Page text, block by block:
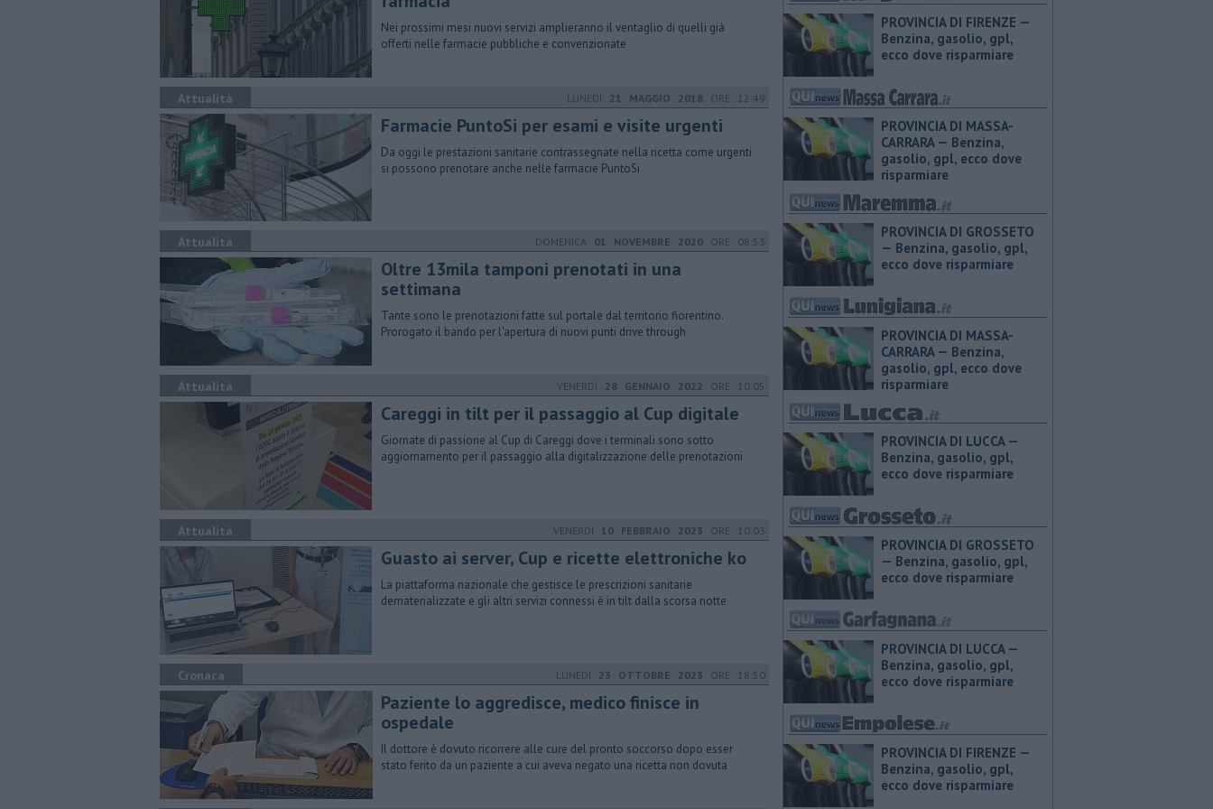
Nei prossimi mesi nuovi servizi amplieranno il ventaglio di quelli già
offerti nelle farmacie pubbliche e convenzionate
Attualità LUNEDÌ 21 MAGGIO 2018 ORE 12:49
Farmacie PuntoSi per esami e visite urgenti
Da oggi le prestazioni sanitarie contrassegnate nella ricetta come urgenti
si possono prenotare anche nelle farmacie PuntoSi
Attualità DOMENICA 01 NOVEMBRE 2020 ORE 08:53
Oltre 13mila tamponi prenotati in una
settimana
Tante sono le prenotazioni fatte sul portale dal territorio fiorentino.
Prorogato il bando per l'apertura di nuovi punti drive through
Attualità VENERDÌ 28 GENNAIO 2022 ORE 10:05
Careggi in tilt per il passaggio al Cup digitale
Giornate di passione al Cup di Careggi dove i terminali sono sotto
aggiornamento per il passaggio alla digitalizzazione delle prenotazioni
Attualità VENERDÌ 10 FEBBRAIO 2023 ORE 10:03
Guasto ai server, Cup e ricette elettroniche ko
La piattaforma nazionale che gestisce le prescrizioni sanitarie
dematerializzate e gli altri servizi connessi è in tilt dalla scorsa notte
Cronaca LUNEDÌ 23 OTTOBRE 2023 ORE 18:50
Paziente lo aggredisce, medico finisce in
ospedale
Il dottore è dovuto ricorrere alle cure del pronto soccorso dopo esser
stato ferito da un paziente a cui aveva negato una ricetta non dovuta
PROVINCIA DI FIRENZE — ​
Benzina, gasolio, gpl,
ecco dove risparmiare
PROVINCIA DI MASSA-
CARRARA — ​Benzina,
gasolio, gpl, ecco dove
risparmiare
PROVINCIA DI GROSSETO
— ​Benzina, gasolio, gpl,
ecco dove risparmiare
PROVINCIA DI MASSA-
CARRARA — ​Benzina,
gasolio, gpl, ecco dove
risparmiare
PROVINCIA DI LUCCA — ​
Benzina, gasolio, gpl,
ecco dove risparmiare
PROVINCIA DI GROSSETO
— ​Benzina, gasolio, gpl,
ecco dove risparmiare
PROVINCIA DI LUCCA — ​
Benzina, gasolio, gpl,
ecco dove risparmiare
PROVINCIA DI FIRENZE — ​
Benzina, gasolio, gpl,
ecco dove risparmiare